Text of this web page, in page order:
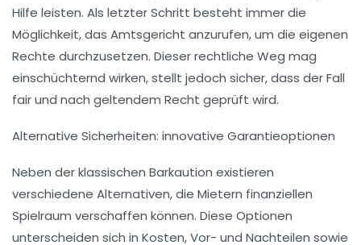
Hilfe leisten. Als letzter Schritt besteht immer die
Möglichkeit, das Amtsgericht anzurufen, um die eigenen
Rechte durchzusetzen. Dieser rechtliche Weg mag
einschüchternd wirken, stellt jedoch sicher, dass der Fall
fair und nach geltendem Recht geprüft wird.
Alternative Sicherheiten: innovative Garantieoptionen
Neben der klassischen Barkaution existieren
verschiedene Alternativen, die Mietern finanziellen
Spielraum verschaffen können. Diese Optionen
unterscheiden sich in Kosten, Vor- und Nachteilen sowie